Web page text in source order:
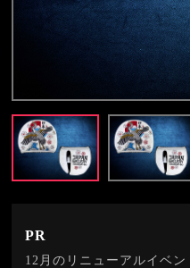
PR
12月のリニューアルイベ